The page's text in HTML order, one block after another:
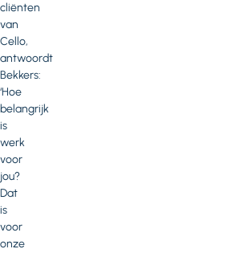
cliënten
van
Cello,
antwoordt
Bekkers:
‘Hoe
belangrijk
is
werk
voor
jou?
Dat
is
voor
onze